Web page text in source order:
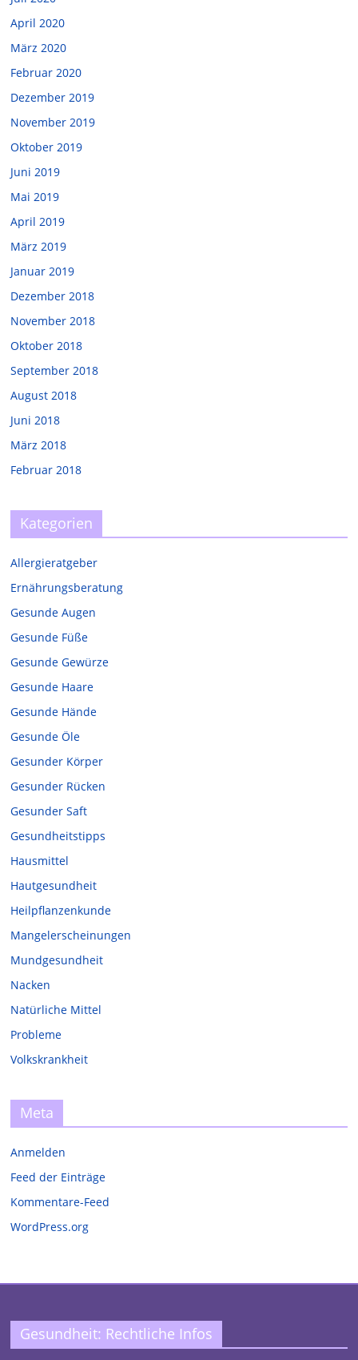
April 2020
März 2020
Februar 2020
Dezember 2019
November 2019
Oktober 2019
Juni 2019
Mai 2019
April 2019
März 2019
Januar 2019
Dezember 2018
November 2018
Oktober 2018
September 2018
August 2018
Juni 2018
März 2018
Februar 2018
Kategorien
Allergieratgeber
Ernährungsberatung
Gesunde Augen
Gesunde Füße
Gesunde Gewürze
Gesunde Haare
Gesunde Hände
Gesunde Öle
Gesunder Körper
Gesunder Rücken
Gesunder Saft
Gesundheitstipps
Hausmittel
Hautgesundheit
Heilpflanzenkunde
Mangelerscheinungen
Mundgesundheit
Nacken
Natürliche Mittel
Probleme
Volkskrankheit
Meta
Anmelden
Feed der Einträge
Kommentare-Feed
WordPress.org
Gesundheit: Rechtliche Infos